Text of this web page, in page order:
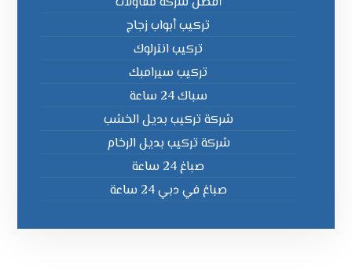
تركيب أبواب زجاج
تركيب انترلوك
تركيب سيرامبك
سباك 24 ساعة
شركة تركيب بديل الخشب
شركة تركيب بديل الرخام
صباغ 24 ساعة
صباغ في دبي 24 ساعة